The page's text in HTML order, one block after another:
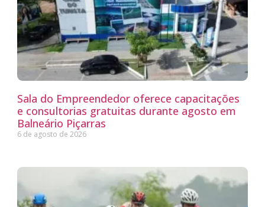
Sala do Empreendedor oferece capacitações
e consultorias gratuitas durante agosto em
Balneário Piçarras
6 de agosto de 2026